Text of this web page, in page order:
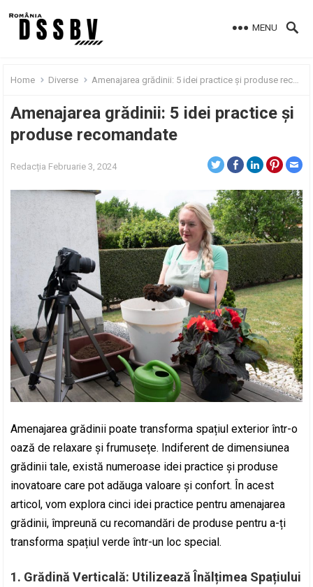
MENU
Home Diverse Amenajarea grădinii: 5 idei practice și produse recomandate
Amenajarea grădinii: 5 idei practice și
produse recomandate
Redacția Februarie 3, 2024
Amenajarea grădinii poate transforma spațiul exterior într-o
oază de relaxare și frumusețe. Indiferent de dimensiunea
grădinii tale, există numeroase idei practice și produse
inovatoare care pot adăuga valoare și confort. În acest
articol, vom explora cinci idei practice pentru amenajarea
grădinii, împreună cu recomandări de produse pentru a-ți
transforma spațiul verde într-un loc special.
1. Grădină Verticală: Utilizează Înălțimea Spațiului